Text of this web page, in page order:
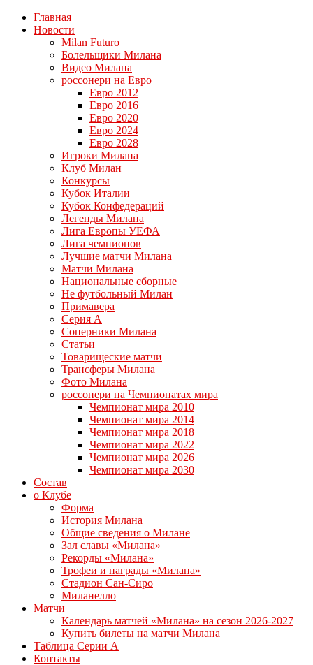
Главная
Новости
Milan Futuro
Болельщики Милана
Видео Милана
россонери на Евро
Евро 2012
Евро 2016
Евро 2020
Евро 2024
Евро 2028
Игроки Милана
Клуб Милан
Конкурсы
Кубок Италии
Кубок Конфедераций
Легенды Милана
Лига Европы УЕФА
Лига чемпионов
Лучшие матчи Милана
Матчи Милана
Национальные сборные
Не футбольный Милан
Примавера
Серия А
Соперники Милана
Статьи
Товарищеские матчи
Трансферы Милана
Фото Милана
россонери на Чемпионатах мира
Чемпионат мира 2010
Чемпионат мира 2014
Чемпионат мира 2018
Чемпионат мира 2022
Чемпионат мира 2026
Чемпионат мира 2030
Состав
о Клубе
Форма
История Милана
Общие сведения о Милане
Зал славы «Милана»
Рекорды «Милана»
Трофеи и награды «Милана»
Стадион Сан-Сиро
Миланелло
Матчи
Календарь матчей «Милана» на сезон 2026-2027
Купить билеты на матчи Милана
Таблица Серии А
Контакты